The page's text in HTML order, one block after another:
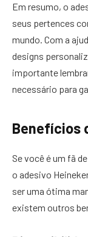
Em resumo, o
seus pertences
mundo. Com a
designs
importante
necessário para
Benefícios
Se você é um fã
o adesivo
ser uma ótima
existem outros